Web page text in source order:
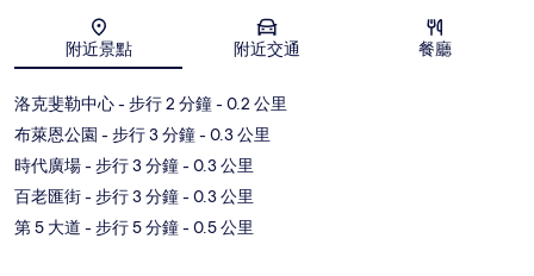
地圖
附近景點 附近交通 餐廳
洛克斐勒中心- 步行 2 分鐘- 0.2 公里
布萊恩公園 - 步行 3 分鐘- 0.3 公里
時代廣場- 步行 3 分鐘- 0.3 公里
百老匯街- 步行 3 分鐘- 0.3 公里
第 5 大道 - 步行 5 分鐘- 0.5 公里